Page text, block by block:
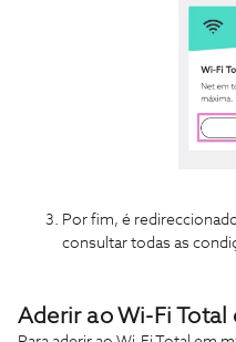
Por fim, é
consultar todas as
Aderir ao Wi-Fi